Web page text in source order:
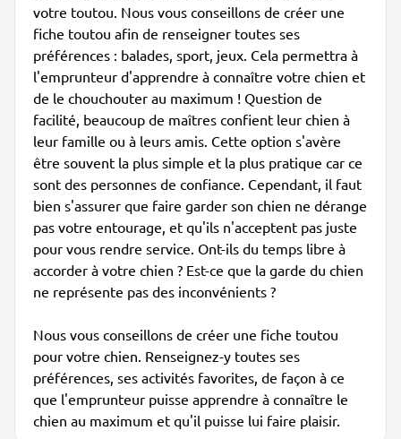
votre toutou. Nous vous conseillons de créer une
fiche toutou afin de renseigner toutes ses
préférences : balades, sport, jeux. Cela permettra à
l'emprunteur d'apprendre à connaître votre chien et
de le chouchouter au maximum ! Question de
facilité, beaucoup de maîtres confient leur chien à
leur famille ou à leurs amis. Cette option s'avère
être souvent la plus simple et la plus pratique car ce
sont des personnes de confiance. Cependant, il faut
bien s'assurer que faire garder son chien ne dérange
pas votre entourage, et qu'ils n'acceptent pas juste
pour vous rendre service. Ont-ils du temps libre à
accorder à votre chien ? Est-ce que la garde du chien
ne représente pas des inconvénients ?
Nous vous conseillons de créer une fiche toutou
pour votre chien. Renseignez-y toutes ses
préférences, ses activités favorites, de façon à ce
que l'emprunteur puisse apprendre à connaître le
chien au maximum et qu'il puisse lui faire plaisir.